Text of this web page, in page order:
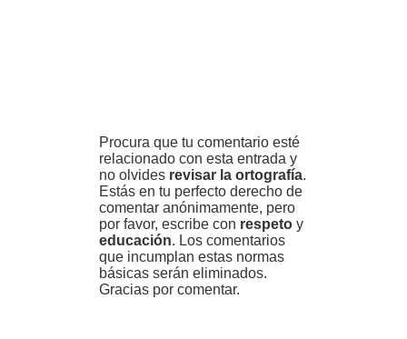
Procura que tu comentario esté
relacionado con esta entrada y
no olvides revisar la ortografía.
Estás en tu perfecto derecho de
comentar anónimamente, pero
por favor, escribe con respeto y
educación. Los comentarios
que incumplan estas normas
básicas serán eliminados.
Gracias por comentar.